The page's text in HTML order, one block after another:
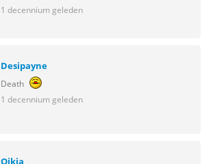
1 decennium geleden
Desipayne
Death
1 decennium geleden
Oikia